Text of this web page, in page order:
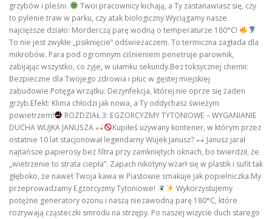
grzybów i pleśni.
Twoi pracownicy kichają, a Ty zastanawiasz się, czy
to pylenie traw w parku, czy atak biologiczny.Wyciągamy nasze
najcięższe działo: Morderczą parę wodną o temperaturze 180°C!
To nie jest zwykłe „psiknięcie” odświeżaczem. To termiczna zagłada dla
mikrobów. Para pod ogromnym ciśnieniem penetruje parownik,
zabijając wszystko, co żyje, w ułamku sekundy.Bez toksycznej chemii:
Bezpieczne dla Twojego zdrowia i płuc w gęstej miejskiej
zabudowie.Potęga wrzątku: Dezynfekcja, której nie oprze się żaden
grzyb.Efekt: Klima chłodzi jak nowa, a Ty oddychasz świeżym
powietrzem!
ROZDZIAŁ 3: EGZORCYZMY TYTONIOWE – WYGANIANIE
DUCHA WUJKA JANUSZA
Kupiłeś używany kontener, w którym przez
ostatnie 10 lat stacjonował legendarny Wujek Janusz?
Janusz jarał
najtańsze papierosy bez filtra przy zamkniętych oknach, bo twierdził, że
„wietrzenie to strata ciepła”. Zapach nikotyny wżarł się w plastik i sufit tak
głęboko, że nawet Twoja kawa w Piastowie smakuje jak popielniczka.My
przeprowadzamy Egzorcyzmy Tytoniowe!
Wykorzystujemy
potężne generatory ozonu i naszą niezawodną parę 180°C, które
rozrywają cząsteczki smrodu na strzępy. Po naszej wizycie duch starego